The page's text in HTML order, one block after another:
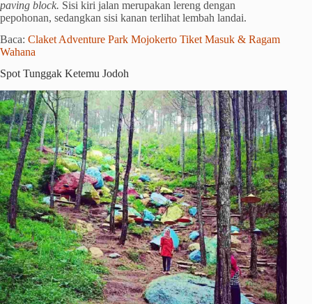
paving block. Sisi kiri jalan merupakan lereng dengan
pepohonan, sedangkan sisi kanan terlihat lembah landai.
Baca: Claket Adventure Park Mojokerto Tiket Masuk & Ragam
Wahana
Spot Tunggak Ketemu Jodoh